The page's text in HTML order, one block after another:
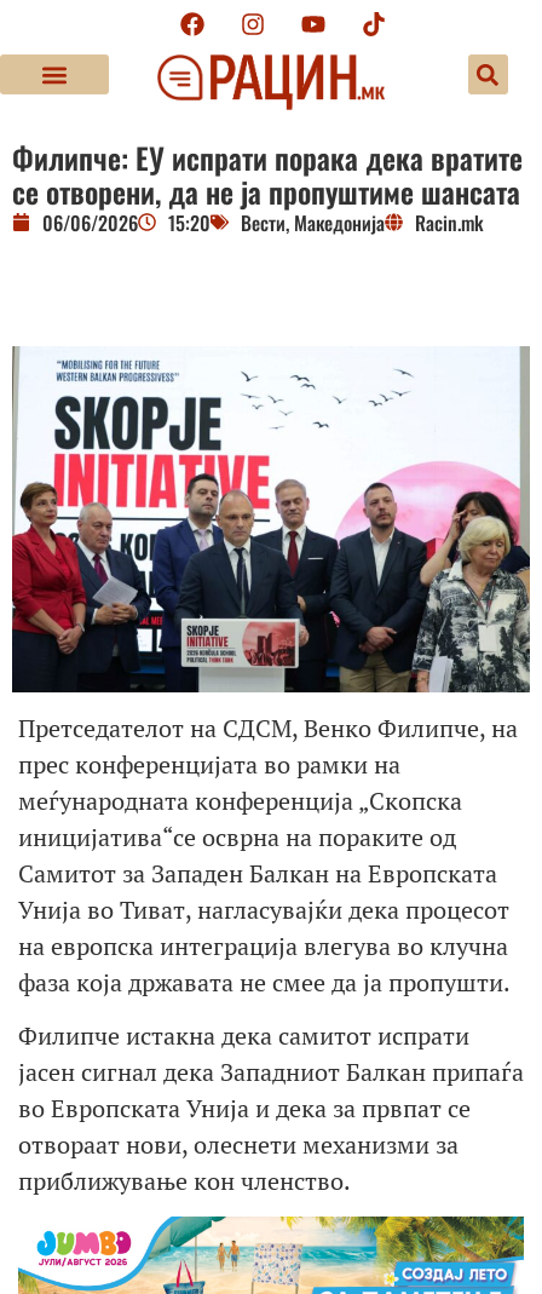
Филипче: ЕУ испрати порака дека вратите
се отворени, да не ја пропуштиме шансата
06/06/2026 15:20 Вести, Македонија Racin.mk
Претседателот на СДСМ, Венко Филипче, на
прес конференцијата во рамки на
меѓународната конференција „Скопска
иницијатива“се осврна на пораките од
Самитот за Западен Балкан на Европската
Унија во Тиват, нагласувајќи дека процесот
на европска интеграција влегува во клучна
фаза која државата не смее да ја пропушти.
Филипче истакна дека самитот испрати
јасен сигнал дека Западниот Балкан припаѓа
во Европската Унија и дека за првпат се
отвораат нови, олеснети механизми за
приближување кон членство.